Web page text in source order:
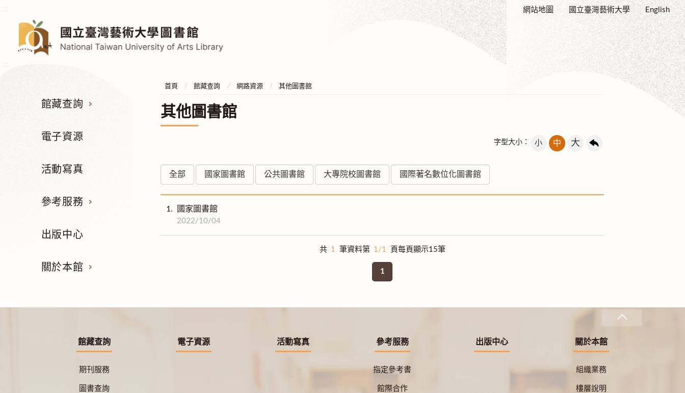
網站地圖 國立臺灣藝術大學 English
館藏查詢
電子資源
活動寫真
參考服務
出版中心
關於本館
首頁 館藏查詢 網路資源 其他圖書館
其他圖書館
字型大小： 小 中 大
全部 國家圖書館 公共圖書館 大專院校圖書館 國際著名數位化圖書館
1. 國家圖書館
2022/10/04
共 1 筆資料第 1/1 頁每頁顯示15筆
1
館藏查詢
期刊服務
圖書查詢
電子資源 活動寫真 參考服務
指定參考書
館際合作
出版中心 關於本館
組織業務
樓層說明